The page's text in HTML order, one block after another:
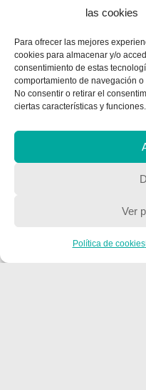
las cookies
Para ofrecer las mejores
cookies para almacenar y/o
consentimiento de estas
comportamiento de navegación
No consentir o retirar el
ciertas características y funciones.
Ver
Política de cookies
CONTACTA CON
Contacto
QUIENES SOMOS
POLÍTICA DE PRIVACIDAD